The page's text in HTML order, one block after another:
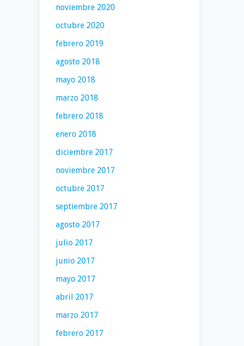
noviembre 2020
octubre 2020
febrero 2019
agosto 2018
mayo 2018
marzo 2018
febrero 2018
enero 2018
diciembre 2017
noviembre 2017
octubre 2017
septiembre 2017
agosto 2017
julio 2017
junio 2017
mayo 2017
abril 2017
marzo 2017
febrero 2017